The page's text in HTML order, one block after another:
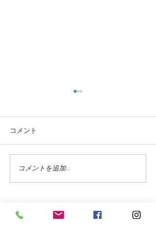
蓼科の紅葉はこれからが
見頃のピーク
コメント
コメントを追加…